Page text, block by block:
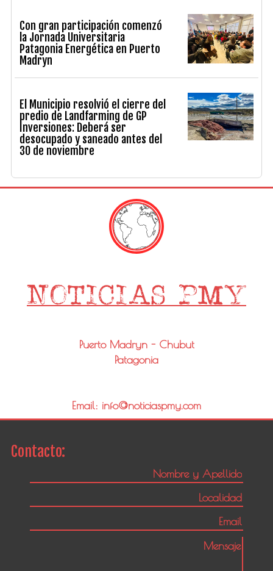
Con gran participación comenzó
la Jornada Universitaria
Patagonia Energética en Puerto
Madryn
El Municipio resolvió el cierre del
predio de Landfarming de GP
Inversiones: Deberá ser
desocupado y saneado antes del
30 de noviembre
Puerto Madryn - Chubut
Patagonia
Email: info@noticiaspmy.com
Contacto: